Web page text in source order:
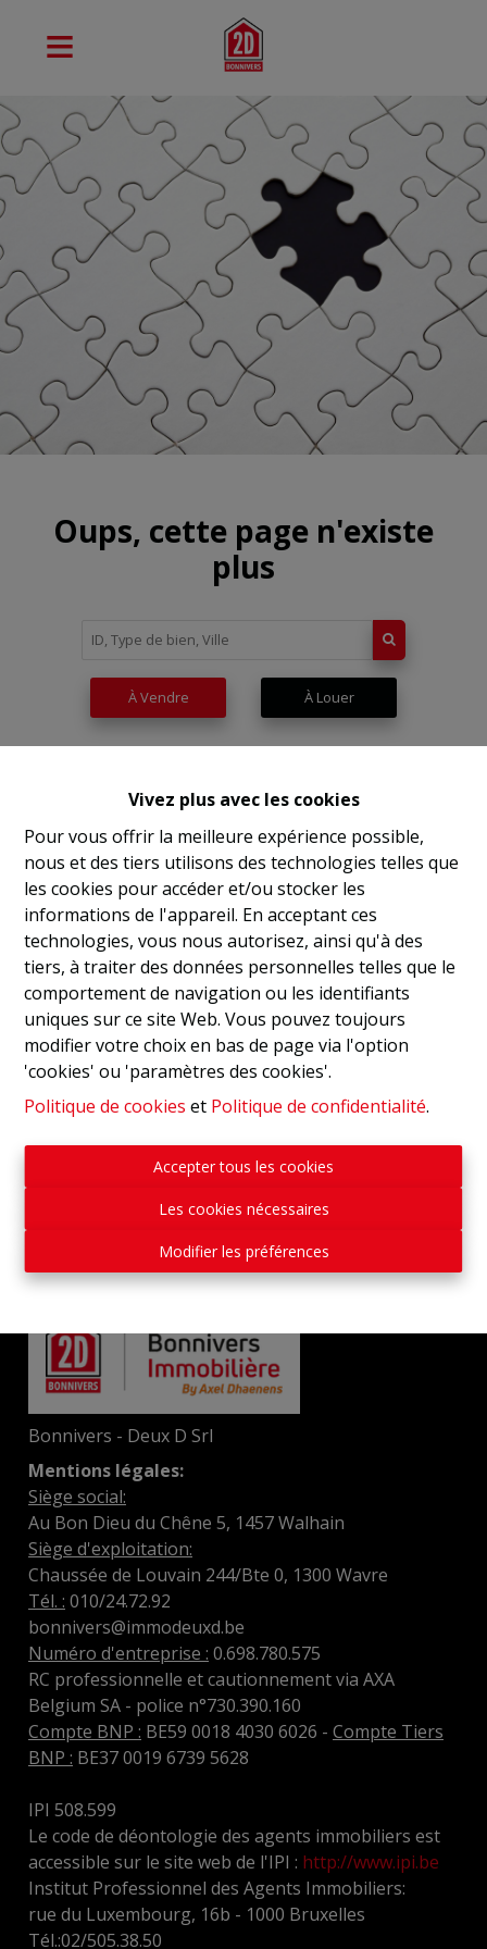
Vivez plus avec les cookies
Pour vous offrir la meilleure expérience possible,
nous et des tiers utilisons des technologies telles que
les cookies pour accéder et/ou stocker les
informations de l'appareil. En acceptant ces
technologies, vous nous autorisez, ainsi qu'à des
tiers, à traiter des données personnelles telles que le
comportement de navigation ou les identifiants
uniques sur ce site Web. Vous pouvez toujours
modifier votre choix en bas de page via l'option
'cookies' ou 'paramètres des cookies'.
Politique de cookies et Politique de confidentialité.
Accepter tous les cookies
Les cookies nécessaires
Modifier les préférences
Oups, cette page n'existe
plus
À Vendre À Louer
Bonnivers - Deux D Srl
Mentions légales:
Siège social:
Au Bon Dieu du Chêne 5, 1457 Walhain
Siège d'exploitation:
Chaussée de Louvain 244/Bte 0, 1300 Wavre
Tél. : 010/24.72.92
bonnivers@immodeuxd.be
Numéro d'entreprise : 0.698.780.575
RC professionnelle et cautionnement via AXA
Belgium SA - police n°730.390.160
Compte BNP : BE59 0018 4030 6026 - Compte Tiers
BNP : BE37 0019 6739 5628
IPI 508.599
Le code de déontologie des agents immobiliers est
accessible sur le site web de l'IPI : http://www.ipi.be
Institut Professionnel des Agents Immobiliers:
rue du Luxembourg, 16b - 1000 Bruxelles
Tél.:02/505.38.50